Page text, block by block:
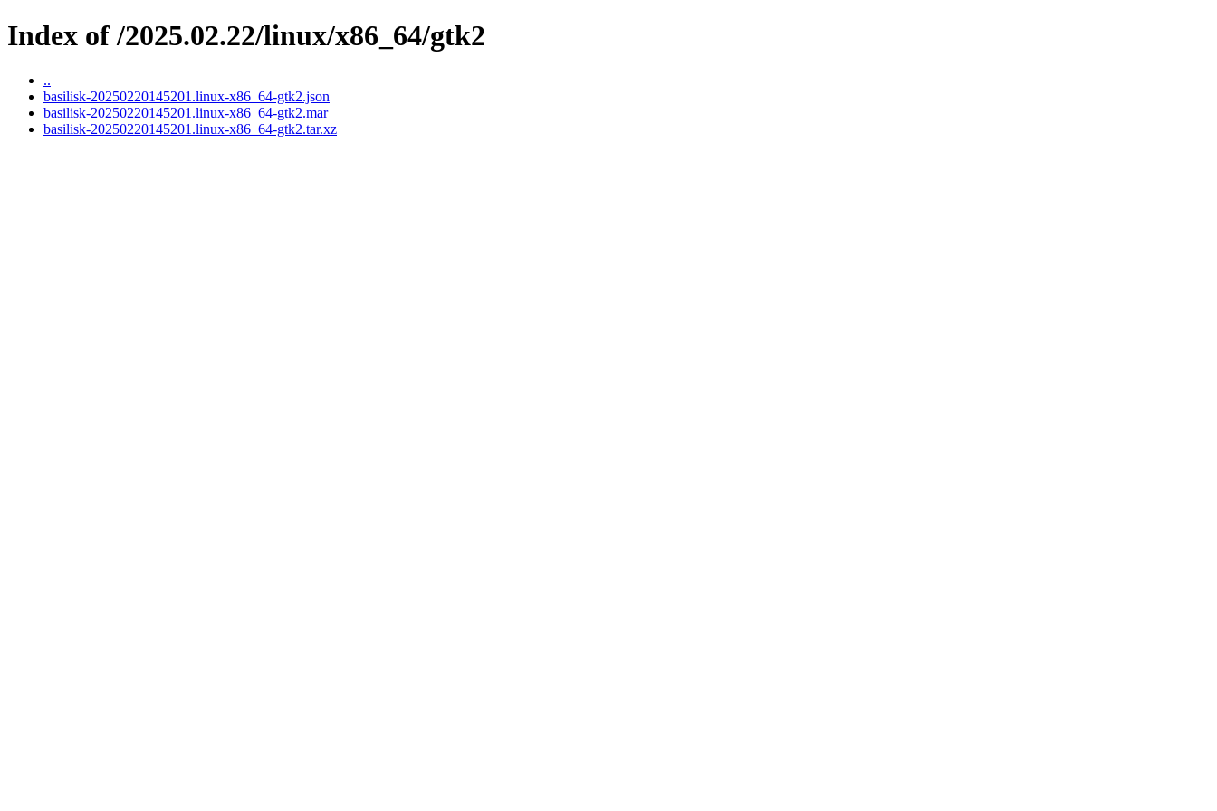
Index of /2025.02.22/linux/x86_64/gtk2
..
basilisk-20250220145201.linux-x86_64-gtk2.json
basilisk-20250220145201.linux-x86_64-gtk2.mar
basilisk-20250220145201.linux-x86_64-gtk2.tar.xz